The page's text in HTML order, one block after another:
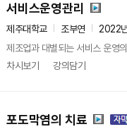
서비스운영관리
제주대학교 조부연
2022
제조업과 대별되는 서비스 운영
차시보기
강의담기
포도막염의 치료